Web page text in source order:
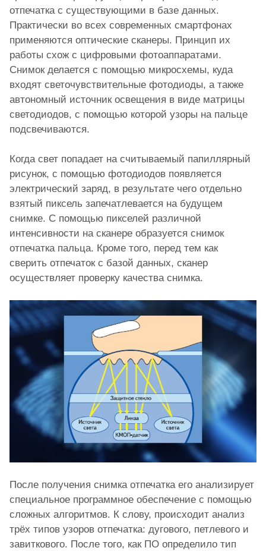
отпечатка с существующими в базе данных.
Практически во всех современных смартфонах
применяются оптические сканеры. Принцип их
работы схож с цифровыми фотоаппаратами.
Снимок делается с помощью микросхемы, куда
входят светочувствительные фотодиоды, а также
автономный источник освещения в виде матрицы
светодиодов, с помощью которой узоры на пальце
подсвечиваются.
Когда свет попадает на считываемый папиллярный
рисунок, с помощью фотодиодов появляется
электрический заряд, в результате чего отдельно
взятый пиксель запечатлевается на будущем
снимке. С помощью пикселей различной
интенсивности на сканере образуется снимок
отпечатка пальца. Кроме того, перед тем как
сверить отпечаток с базой данных, сканер
осуществляет проверку качества снимка.
После получения снимка отпечатка его анализирует
специальное программное обеспечение с помощью
сложных алгоритмов. К слову, происходит анализ
трёх типов узоров отпечатка: дугового, петлевого и
завиткового. После того, как ПО определило тип